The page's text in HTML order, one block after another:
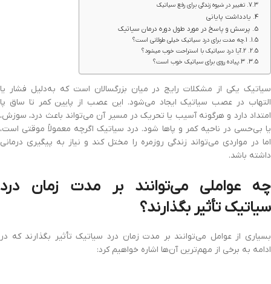
تغییر در شیوه زندگی برای رفع سیاتیک
یادداشت پایانی
پرسش و پاسخ در مورد طول دوره درمان سیاتیک
1.چه مدت برای درد سیاتیک خیلی طولانی است؟
2.آیا درد سیاتیک با استراحت خوب میشود؟
3.پیاده روی برای سیاتیک خوب است؟
سیاتیک یکی از مشکلات رایج در میان بزرگسالان است که به‌دلیل فشار یا
التهاب در عصب سیاتیک ایجاد می‌شود. این عصب از پایین کمر تا ساق پا
امتداد دارد و هرگونه آسیب یا تحریک در مسیر آن می‌تواند باعث درد، سوزش،
یا بی‌حسی در ناحیه کمر و پاها شود. درد سیاتیک اگرچه معمولاً موقتی است،
اما در مواردی می‌تواند زندگی روزمره را مختل کند و نیاز به پیگیری درمانی
داشته باشد.
چه عواملی می‌توانند بر مدت زمان درد
سیاتیک تأثیر بگذارند؟
بسیاری از عوامل می‌توانند بر مدت زمان درد سیاتیک تأثیر بگذارند که در
ادامه به برخی از مهم‌ترین آن‌ها اشاره خواهیم کرد: